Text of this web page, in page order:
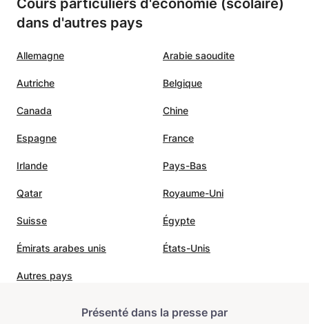
dans d'autres pays
Allemagne Arabie saoudite
Autriche Belgique
Canada Chine
Espagne France
Irlande Pays-Bas
Qatar Royaume-Uni
Suisse Égypte
Émirats arabes unis États-Unis
Autres pays
Présenté dans la presse par